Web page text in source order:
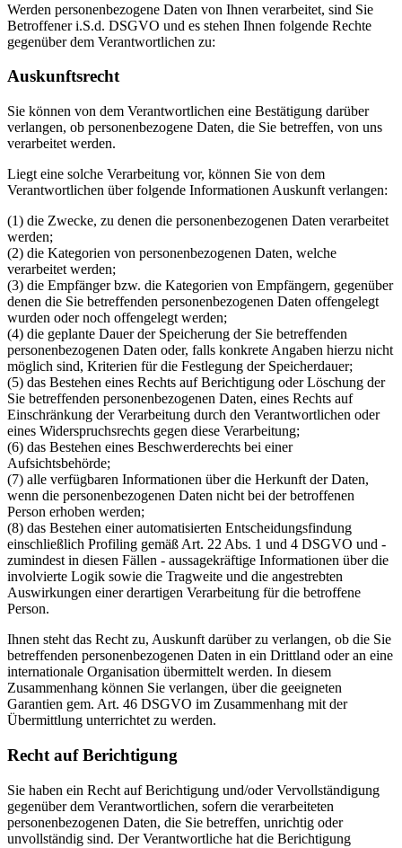
Werden personenbezogene Daten von Ihnen verarbeitet, sind Sie
Betroffener i.S.d. DSGVO und es stehen Ihnen folgende Rechte
gegenüber dem Verantwortlichen zu:
Auskunftsrecht
Sie können von dem Verantwortlichen eine Bestätigung darüber
verlangen, ob personenbezogene Daten, die Sie betreffen, von uns
verarbeitet werden.
Liegt eine solche Verarbeitung vor, können Sie von dem
Verantwortlichen über folgende Informationen Auskunft verlangen:
(1) die Zwecke, zu denen die personenbezogenen Daten verarbeitet
werden;
(2) die Kategorien von personenbezogenen Daten, welche
verarbeitet werden;
(3) die Empfänger bzw. die Kategorien von Empfängern, gegenüber
denen die Sie betreffenden personenbezogenen Daten offengelegt
wurden oder noch offengelegt werden;
(4) die geplante Dauer der Speicherung der Sie betreffenden
personenbezogenen Daten oder, falls konkrete Angaben hierzu nicht
möglich sind, Kriterien für die Festlegung der Speicherdauer;
(5) das Bestehen eines Rechts auf Berichtigung oder Löschung der
Sie betreffenden personenbezogenen Daten, eines Rechts auf
Einschränkung der Verarbeitung durch den Verantwortlichen oder
eines Widerspruchsrechts gegen diese Verarbeitung;
(6) das Bestehen eines Beschwerderechts bei einer
Aufsichtsbehörde;
(7) alle verfügbaren Informationen über die Herkunft der Daten,
wenn die personenbezogenen Daten nicht bei der betroffenen
Person erhoben werden;
(8) das Bestehen einer automatisierten Entscheidungsfindung
einschließlich Profiling gemäß Art. 22 Abs. 1 und 4 DSGVO und -
zumindest in diesen Fällen - aussagekräftige Informationen über die
involvierte Logik sowie die Tragweite und die angestrebten
Auswirkungen einer derartigen Verarbeitung für die betroffene
Person.
Ihnen steht das Recht zu, Auskunft darüber zu verlangen, ob die Sie
betreffenden personenbezogenen Daten in ein Drittland oder an eine
internationale Organisation übermittelt werden. In diesem
Zusammenhang können Sie verlangen, über die geeigneten
Garantien gem. Art. 46 DSGVO im Zusammenhang mit der
Übermittlung unterrichtet zu werden.
Recht auf Berichtigung
Sie haben ein Recht auf Berichtigung und/oder Vervollständigung
gegenüber dem Verantwortlichen, sofern die verarbeiteten
personenbezogenen Daten, die Sie betreffen, unrichtig oder
unvollständig sind. Der Verantwortliche hat die Berichtigung